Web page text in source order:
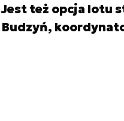
Jest też opcja lotu
Budzyń,